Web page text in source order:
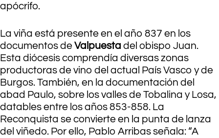
apócrifo.
La viña está presente en el año 837 en los
documentos deValpuesta del obispo Juan.
Esta diócesis comprendía diversas zonas
productoras de vino del actual País Vasco y de
Burgos. También, en la documentación del
abad Paulo, sobre los valles de Tobalina y Losa,
datables entre los años 853-858. La
Reconquista se convierte en la punta de lanza
del viñedo. Por ello, Pablo Arribas señala: “A